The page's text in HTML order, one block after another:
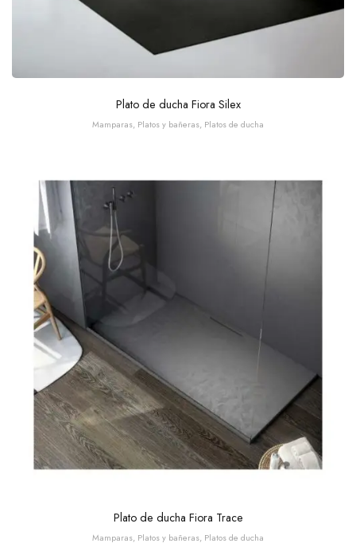
Plato de ducha Fiora Silex
Mamparas, Platos y bañeras, Platos de ducha
Plato de ducha Fiora Trace
Mamparas, Platos y bañeras, Platos de ducha